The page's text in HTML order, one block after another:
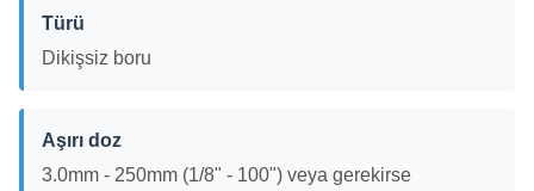
Türü
Dikişsiz boru
Aşırı doz
3.0mm - 250mm (1/8" - 100") veya gerekirse